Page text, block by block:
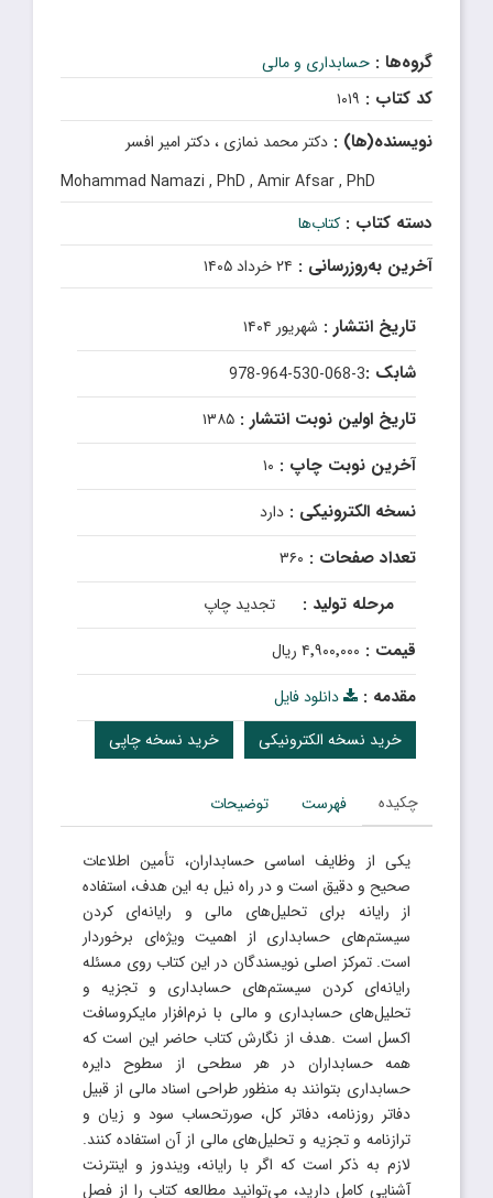
گروه‌ها : حسابداری و مالی
کد کتاب : ۱۰۱۹
نویسنده(ها) : دکتر محمد نمازى ، دکتر امیر افسر
Mohammad Namazi , PhD , Amir Afsar , PhD
دسته کتاب : کتاب‌ها
آخرین به‌روزرسانی : ۲۴ خرداد ۱۴۰۵
تاریخ انتشار : شهریور ۱۴۰۴
شابک :978-964-530-068-3
تاریخ اولین نوبت انتشار : ۱۳۸۵
آخرین نوبت چاپ : ۱۰
نسخه الکترونیکی : دارد
تعداد صفحات : ۳۶۰
مرحله تولید : تجدید چاپ
قیمت : ۴٬۹۰۰٬۰۰۰ ریال
مقدمه :
دانلود فایل
خرید نسخه چاپی
خرید نسخه الکترونیکی
چکیده فهرست توضیحات
یکی از وظایف اساسی حسابداران، تأمین اطلاعات
صحیح و دقیق است و در راه نیل به این هدف، استفاده
از رایانه برای تحلیل‌های مالی و رایانه‌ای کردن
سیستم‌های حسابداری از اهمیت ویژه‌ای برخوردار
است. تمرکز اصلی نویسندگان در این کتاب روی مسئله
رایانه‌ای کردن سیستم‌های حسابداری و تجزیه و
تحلیل‌های حسابداری و مالی با نرم‌افزار مایکروسافت
اکسل است .هدف از نگارش کتاب حاضر این است که
همه حسابداران در هر سطحی از سطوح دایره
حسابداری بتوانند به منظور طراحی اسناد مالی از قبیل
دفاتر روزنامه، دفاتر کل، صورتحساب سود و زیان و
ترازنامه و تجزیه و تحلیل‌های مالی از آن استفاده کنند.
لازم به ذکر است که اگر با رایانه، ویندوز و اینترنت
آشنایی کامل دارید، می‌توانید مطالعه کتاب را از فصل